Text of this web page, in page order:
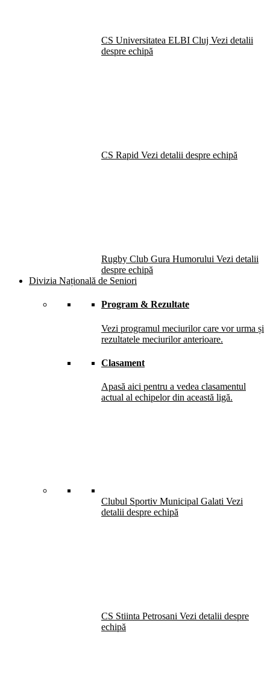
CS Universitatea ELBI Cluj Vezi detalii
despre echipă
CS Rapid Vezi detalii despre echipă
Rugby Club Gura Humorului Vezi detalii
despre echipă
Divizia Națională de Seniori
Program & Rezultate
Vezi programul meciurilor care vor urma și
rezultatele meciurilor anterioare.
Clasament
Apasă aici pentru a vedea clasamentul
actual al echipelor din această ligă.
Clubul Sportiv Municipal Galati Vezi
detalii despre echipă
CS Stiinta Petrosani Vezi detalii despre
echipă